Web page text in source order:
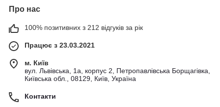
Про нас
100% позитивних з 212 відгуків за рік
Працює з 23.03.2021
м. Київ
вул. Львівська, 1а, корпус 2, Петропавлівська Борщагівка,
Київська обл., 08129, Київ, Україна
Контакти